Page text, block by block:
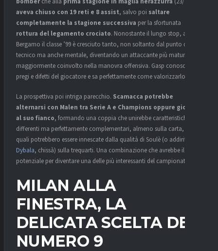
aveva chiuso con 19 reti e 8 assist, salvo poi saltare
completamente la stagione successiva per la sfortunata
rottura del legamento crociato. Nonostante il lungo stop, a
Bergamo il classe ’99 è cresciuto tanto, non soltanto dal punto di vista
tecnico ma anche mentale, diventando un attaccante più maturo e
maggiormente coinvolto nella manovra offensiva. Gasp conosce
pregi e difetti del giocatore e sa perfettamente come valorizzarlo.
La prospettiva poi intriga parecchio. Scamacca potrebbe
alternarsi con Malen tra Serie A e Champions oppure giocare
al suo fianco, formando una coppia che unirebbe caratteristiche
differenti ma perfettamente complementari, almeno sulla carta, le
quali potrebbero essere innescate dalla qualità di Soulè (o addirittura
Dybala, chissà) sulla trequarti. Una combinazione che avrebbe il
potenziale per diventare una delle più interessanti del campionato.
MILAN ALLA
FINESTRA, LA
DELICATA SCELTA DEL
NUMERO 9